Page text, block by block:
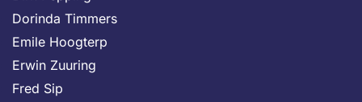
Dorinda Timmers
Emile Hoogterp
Erwin Zuuring
Fred Sip